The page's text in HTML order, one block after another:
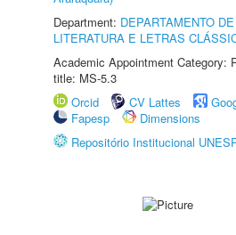
Department: DEPARTAMENTO
LITERATURA E LETRAS
Academic Appointment Category:
title: MS-5.3
Orcid
CV Lattes
Fapesp
Dimensions
Repositório Institucional